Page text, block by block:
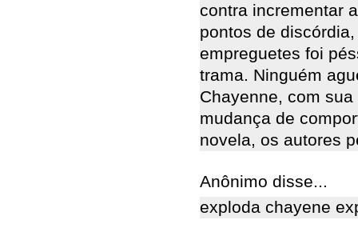
contra incrementar
pontos de
empreguetes foi
trama. Ninguém
Chayenne, com
mudança de
novela, os autores
Anônimo disse...
exploda chayene